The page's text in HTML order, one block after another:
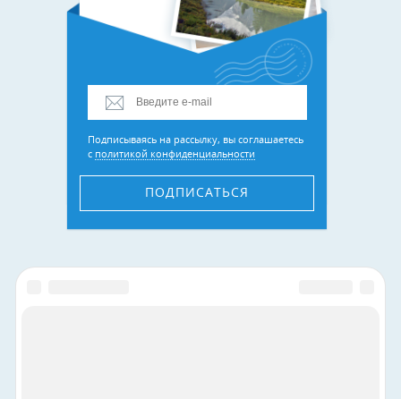
Подписываясь на рассылку, вы соглашаетесь
с политикой конфиденциальности
ПОДПИСАТЬСЯ